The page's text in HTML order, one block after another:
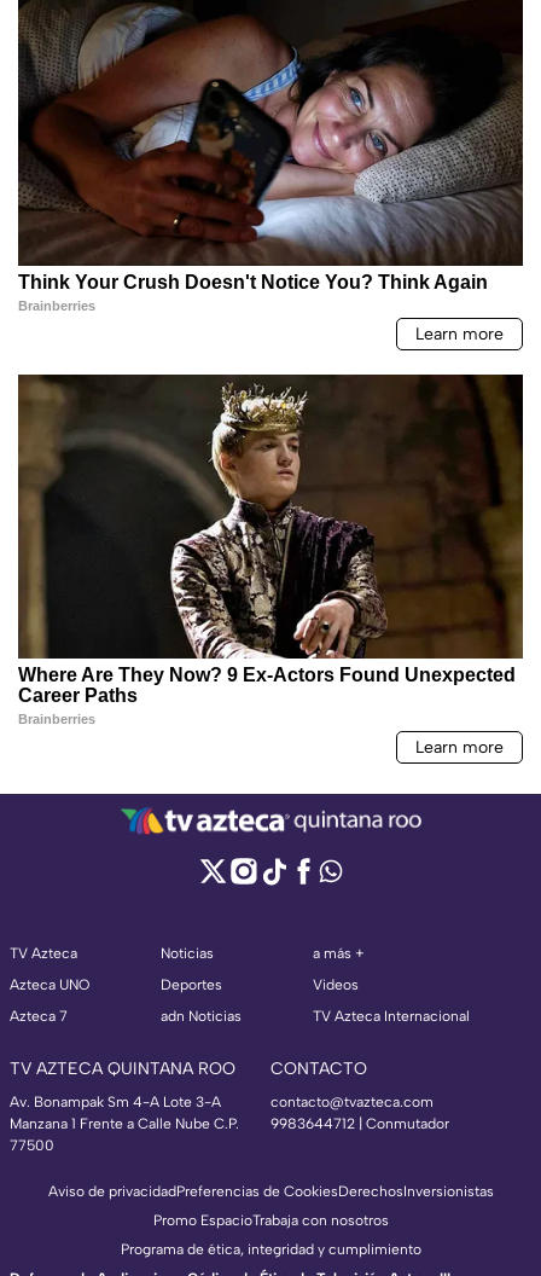
TV Azteca
Azteca UNO
Azteca 7
Noticias
Deportes
adn Noticias
a más +
Videos
TV Azteca Internacional
TV AZTECA QUINTANA ROO
Av. Bonampak Sm 4-A Lote 3-A
Manzana 1 Frente a Calle Nube C.P.
77500
CONTACTO
contacto@tvazteca.com
9983644712 | Conmutador
Aviso de privacidadPreferencias de CookiesDerechosInversionistas
Promo EspacioTrabaja con nosotros
Programa de ética, integridad y cumplimiento